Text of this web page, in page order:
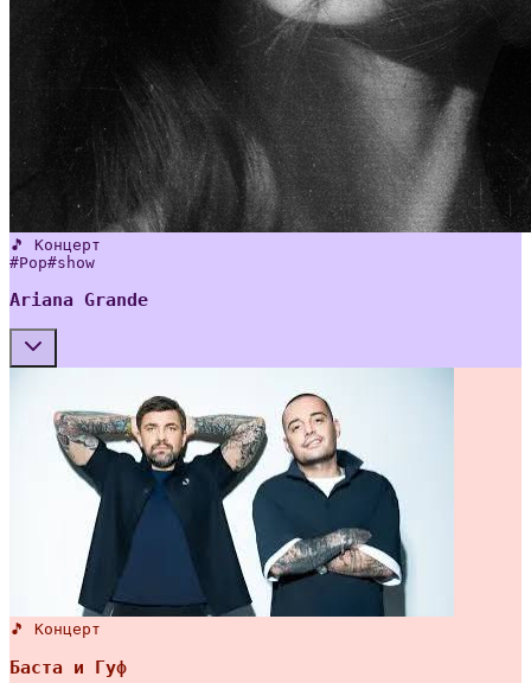
🎵 Концерт
#Pop#show
Ariana Grande
🎵 Концерт
Баста и Гуф